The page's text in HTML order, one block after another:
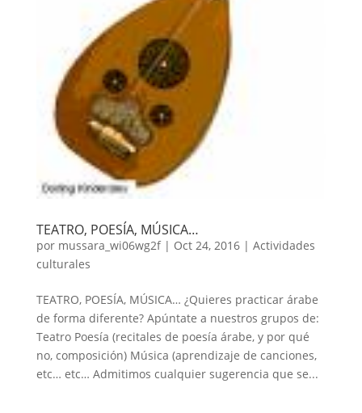
TEATRO, POESÍA, MÚSICA…
por mussara_wi06wg2f| Oct 24, 2016| Actividades
culturales
TEATRO, POESÍA, MÚSICA… ¿Quieres practicar árabe
de forma diferente? Apúntate a nuestros grupos de:
Teatro Poesía (recitales de poesía árabe, y por qué
no, composición) Música (aprendizaje de canciones,
etc… etc… Admitimos cualquier sugerencia que se...